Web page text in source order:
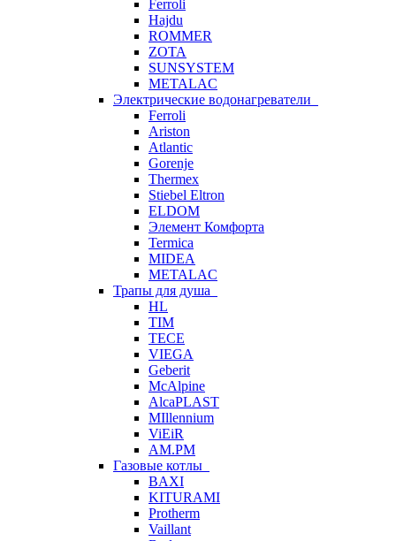
Ferroli
Hajdu
ROMMER
ZOTA
SUNSYSTEM
METALAC
Электрические водонагреватели
Ferroli
Ariston
Atlantic
Gorenje
Thermex
Stiebel Eltron
ELDOM
Элемент Комфорта
Termica
MIDEA
METALAC
Трапы для душа
HL
TIM
TECE
VIEGA
Geberit
McAlpine
AlcaPLAST
MIllennium
ViEiR
AM.PM
Газовые котлы
BAXI
KITURAMI
Protherm
Vaillant